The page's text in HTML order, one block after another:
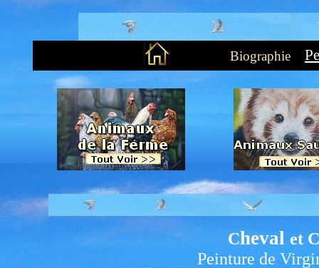
Biographie
Cheval et
Peinture de